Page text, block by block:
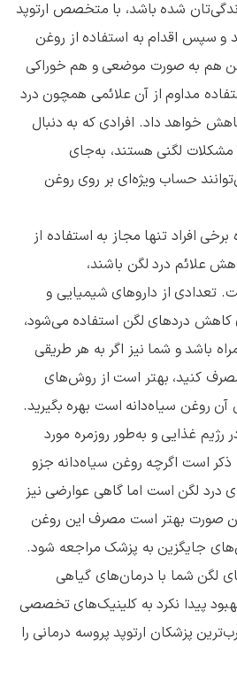
شده باشد، با متخصص ارتوپد
سپس اقدام به استفاده از روغن
هم به صورت موضعی و هم خوراکی
مداوم از آن علائمی همچون درد
خواهد داد. افرادی که به دنبال
لگنی هستند، به‌جای
حساب ویژه‌ای بر روی روغن
افراد تنها مجاز به استفاده از
علائم درد لگن باشند،
از داروهای شیمیایی و
دردهای لگن استفاده می‌شود،
باشد و شما نیز اگر به هر طریقی
مصرف کنید، بهتر است از روش‌های
آن روغن سیاه‌دانه است بهره بگیرید.
رژیم غذایی و به‌طور روزمره مورد
ذکر است اگرچه روغن سیاه‌دانه جزو
درد لگن است اما گاهی عوارضی نیز
صورت بهتر است مصرف این روغن
جایگزین به پزشک مراجعه ‌شود.
لگن شما با درمان‌های گیاهی
پیدا نکرد به کلینیک‌های تخصصی
پزشکان ارتوپد پروسه درمانی را